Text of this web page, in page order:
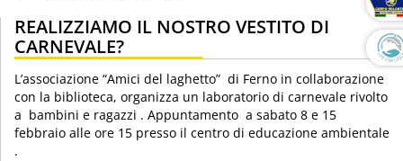
REALIZZIAMO IL NOSTRO VESTITO DI
CARNEVALE?
L’associazione “Amici del laghetto” di Ferno in collaborazione
con la biblioteca, organizza un laboratorio di carnevale rivolto
a bambini e ragazzi . Appuntamento a sabato 8 e 15
febbraio alle ore 15 presso il centro di educazione ambientale
.